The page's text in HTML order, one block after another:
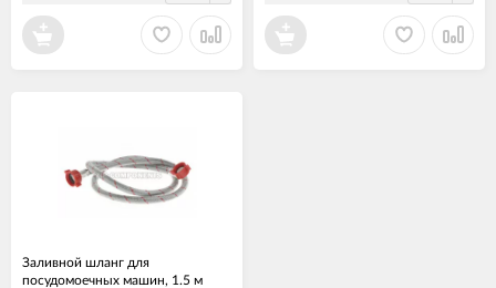
Заливной шланг для
посудомоечных машин, 1.5 м